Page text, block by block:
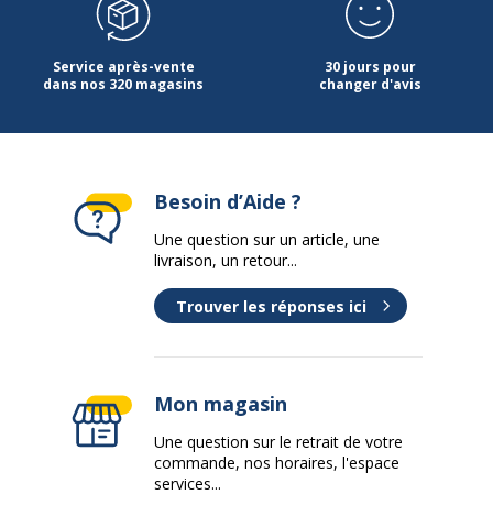
Service après-vente
dans nos 320 magasins
30 jours pour
changer d'avis
Besoin d’Aide ?
Une question sur un article, une
livraison, un retour...
Trouver les réponses ici
Mon magasin
Une question sur le retrait de votre
commande, nos horaires, l'espace
services...